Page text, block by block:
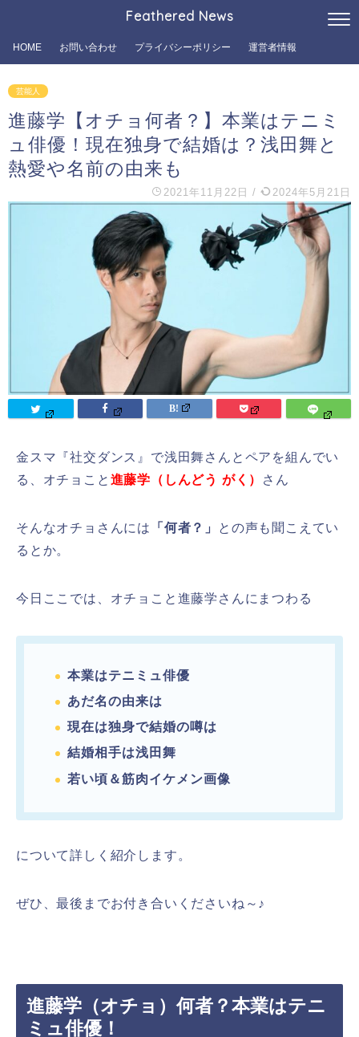
Feathered News
HOME お問い合わせ プライバシーポリシー 運営者情報
芸能人
進藤学【オチョ何者？】本業はテニミ
ュ俳優！現在独身で結婚は？浅田舞と
熱愛や名前の由来も
2021年11月22日 / 2024年5月21日
金スマ『社交ダンス』で浅田舞さんとペアを組んでい
る、オチョこと 進藤学（しんどう がく） さん
そんなオチョさんには 「何者？」
との声も聞こえてい
るとか。
今日ここでは、オチョこと進藤学さんにまつわる
本業はテニミュ俳優
あだ名の由来は
現在は独身で結婚の噂は
結婚相手は浅田舞
若い頃＆筋肉イケメン画像
について詳しく紹介します。
ぜひ、最後までお付き合いくださいね～♪
進藤学（オチョ）何者？本業はテニ
ミュ俳優！